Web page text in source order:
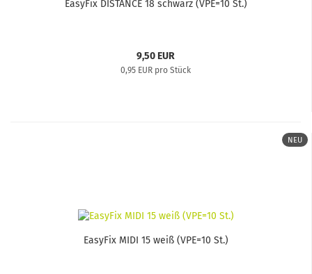
EasyFix DISTANCE 18 schwarz (VPE=10 St.)
9,50 EUR
0,95 EUR pro Stück
NEU
EasyFix MIDI 15 weiß (VPE=10 St.)